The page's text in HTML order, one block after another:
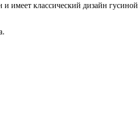
имеет классический дизайн